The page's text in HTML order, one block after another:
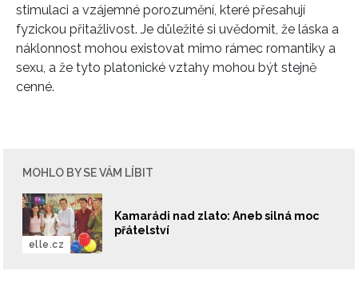
stimulaci a vzájemné porozumění, které přesahují
fyzickou přitažlivost. Je důležité si uvědomit, že láska a
náklonnost mohou existovat mimo rámec romantiky a
sexu, a že tyto platonické vztahy mohou být stejně
cenné.
MOHLO BY SE VÁM LÍBIT
Kamarádi nad zlato: Aneb silná moc
přátelství
elle.cz